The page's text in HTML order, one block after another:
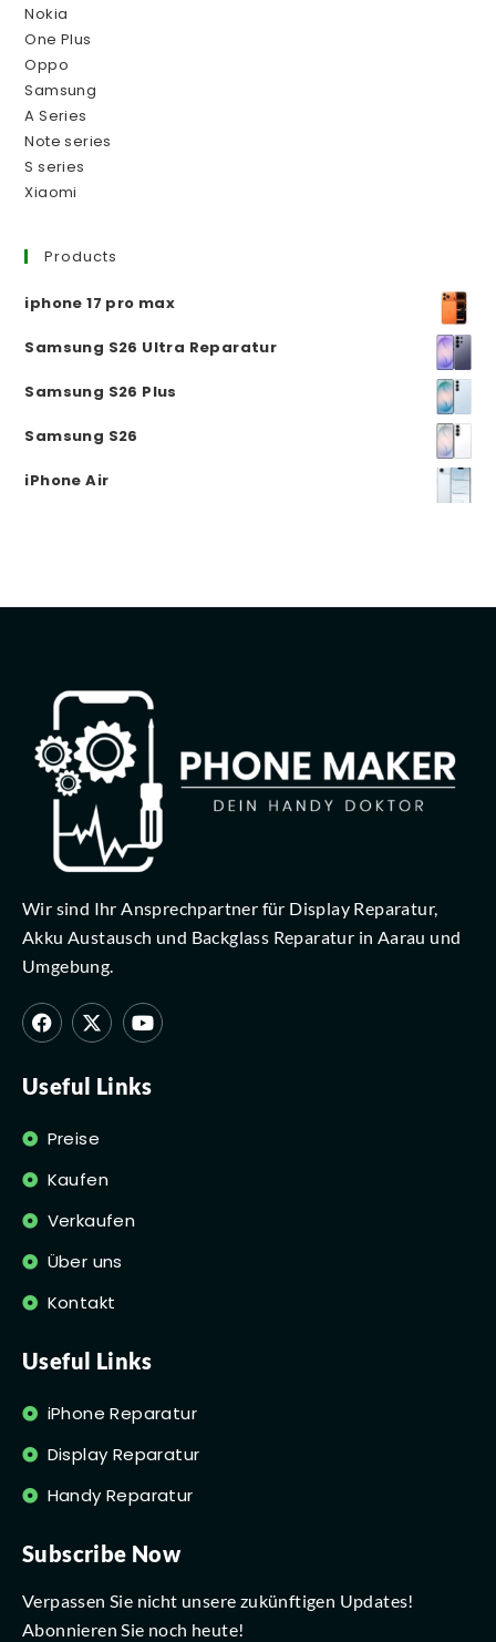
Nokia
One Plus
Oppo
Samsung
A Series
Note series
S series
Xiaomi
Products
iphone 17 pro max
Samsung S26 Ultra Reparatur
Samsung S26 Plus
Samsung S26
iPhone Air
Wir sind Ihr Ansprechpartner für Display Reparatur,
Akku Austausch und Backglass Reparatur in Aarau und
Umgebung.
Useful Links
Preise
Kaufen
Verkaufen
Über uns
Kontakt
Useful Links
iPhone Reparatur
Display Reparatur
Handy Reparatur
Subscribe Now
Verpassen Sie nicht unsere zukünftigen Updates!
Abonnieren Sie noch heute!